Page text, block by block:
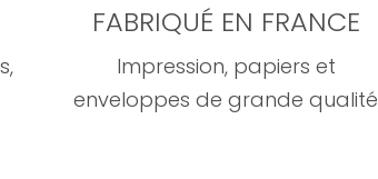
FABRIQUÉ EN FRANCE
Impression, papiers et
enveloppes de grande qualité